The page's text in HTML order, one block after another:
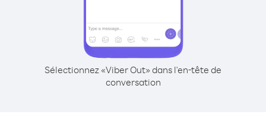
Sélectionnez «Viber Out» dans l'en-tête de
conversation